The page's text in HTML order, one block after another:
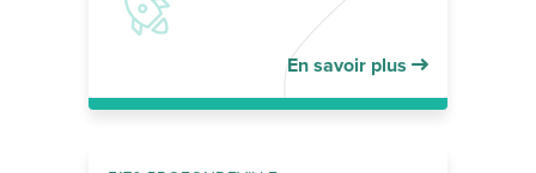
En savoir plus